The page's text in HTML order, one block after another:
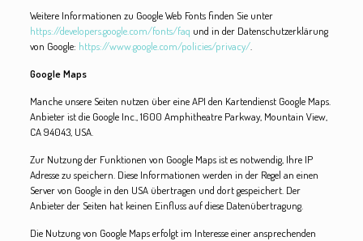
Weitere Informationen zu Google Web Fonts finden Sie unter
https://developers.google.com/fonts/faq und in der Datenschutzerklärung
von Google: https://www.google.com/policies/privacy/.
Google Maps
Manche unsere Seiten nutzen über eine API den Kartendienst Google Maps.
Anbieter ist die Google Inc., 1600 Amphitheatre Parkway, Mountain View,
CA 94043, USA.
Zur Nutzung der Funktionen von Google Maps ist es notwendig, Ihre IP
Adresse zu speichern. Diese Informationen werden in der Regel an einen
Server von Google in den USA übertragen und dort gespeichert. Der
Anbieter der Seiten hat keinen Einfluss auf diese Datenübertragung.
Die Nutzung von Google Maps erfolgt im Interesse einer ansprechenden